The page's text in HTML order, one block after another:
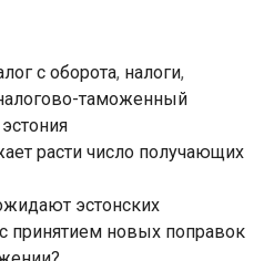
с оборота, налоги,
таможенный
эстония
расти число получающих
эстонских
принятием новых поправок